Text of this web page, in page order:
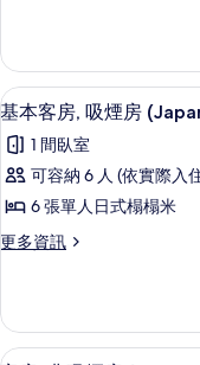
Mats
Room
的
所
有
相
片
Japanese
10
Tatami
Room
的
情
顯
示
基
本
房,
煙
房
2
基本客房, 吸煙房
1 間臥室
可容納 6 人 (依實際入
6 張單人日式榻榻米
更多資訊
更
客
房,